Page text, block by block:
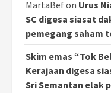
MartaBefon Urus
SC digesa siasat
pemegang saham
Skim emas “Tok
Kerajaan digesa
Sri Semantan elak